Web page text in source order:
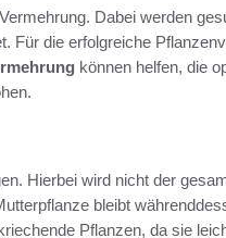
Dabei werden
Für die erfolgreiche
können helfen, die
Hierbei wird nicht der
bleibt
Pflanzen, da sie